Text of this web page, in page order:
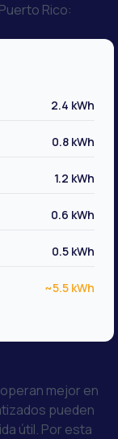
Rico:
2.4 kWh
0.8 kWh
1.2 kWh
0.6 kWh
0.5 kWh
~5.5 kWh
mejor en
pueden
útil. Por esta